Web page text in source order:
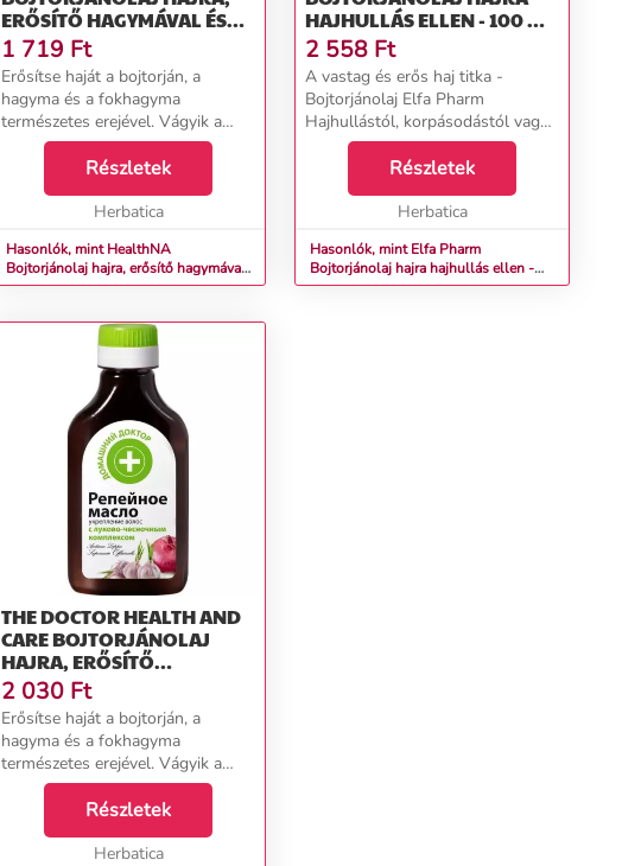
ERŐSÍTŐ HAGYMÁVAL ÉS
FOKHAGYMÁVAL - 100ML -
HÁZI ORVOS
1 719 Ft
Erősítse haját a bojtorján, a
hagyma és a fokhagyma
természetes erejével. Vágyik a
vastag és erős hajra? Adja meg
neki a megérdemelt táplálást és
gondoskodást. A bojtorjánolaj
hagymával és fokhagymáv...
Részletek
Herbatica
Hasonlók, mint HealthNA
Bojtorjánolaj hajra, erősítő hagymával
és fokhagymával - 100ml - Házi orvos
HAJHULLÁS ELLEN - 100 ML
-ELFA PHARM
2 558 Ft
A vastag és erős haj titka -
Bojtorjánolaj Elfa Pharm
Hajhullástól, korpásodástól vagy
egyéb fejbőrproblémáktól
szenved? A bojtorjánolaj lehet az
Ön megmentője. Az olaj hajra
gyakorolt pozitív hatás...
Részletek
Herbatica
Hasonlók, mint Elfa Pharm
Bojtorjánolaj hajra hajhullás ellen -
100 ml -Elfa Pharm
THE DOCTOR HEALTH AND
CARE BOJTORJÁNOLAJ
HAJRA, ERŐSÍTŐ
HAGYMÁVAL ÉS
FOKHAGYMÁVAL - 100ML -
HÁZI ORVOS
2 030 Ft
Erősítse haját a bojtorján, a
hagyma és a fokhagyma
természetes erejével. Vágyik a
vastag és erős hajra? Adja meg
neki a megérdemelt táplálást és
gondoskodást. A bojtorjánolaj
hagymával és fokhagymáv...
Részletek
Herbatica